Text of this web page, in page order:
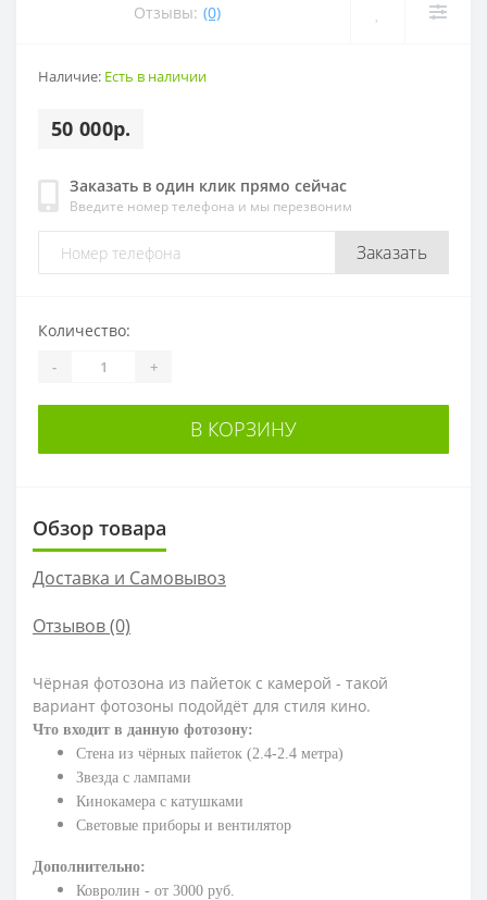
Отзывы: (0)
Наличие: Есть в наличии
50 000р.
Заказать в один клик прямо сейчас
Введите номер телефона и мы перезвоним
Заказать
Количество:
- +
В КОРЗИНУ
Обзор товара
Доставка и Самовывоз
Отзывов (0)
Чёрная фотозона из пайеток с камерой - такой
вариант фотозоны подойдёт для стиля кино.
Что входит в данную фотозону:
Стена из чёрных пайеток (2.4-2.4 метра)
Звезда с лампами
Кинокамера с катушками
Световые приборы и вентилятор
Дополнительно:
Ковролин - от 3000 руб.